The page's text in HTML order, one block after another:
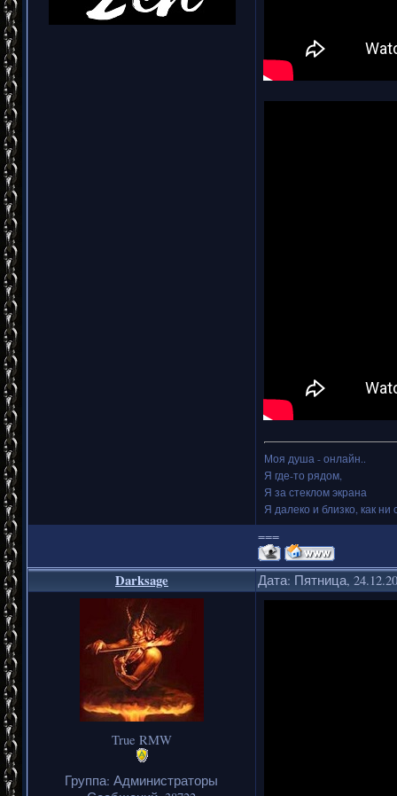
Моя душа - онлайн..
Я где-то рядом,
Я за стеклом экрана
Я далеко и близко, как ни
===
Darksage Дата: Пятница,
True RMW
Группа: Администраторы